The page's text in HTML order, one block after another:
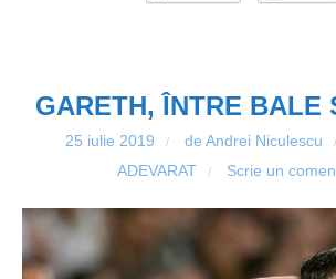
GARETH, ÎNTRE BALE
25 iulie 2019 / de Andrei Niculescu /
ADEVARAT
/ Scrie un